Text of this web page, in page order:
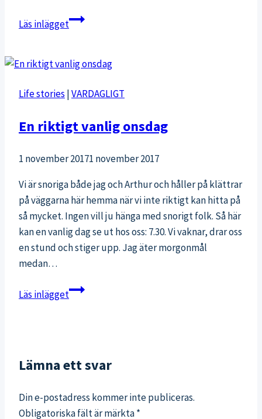
Läs inläggetNy
för
som
träning
Life stories |VARDAGLIGT
En riktigt vanlig onsdag
1 november 20171 november 2017
Vi är snoriga både jag och Arthur och håller på klättrar
på väggarna här hemma när vi inte riktigt kan hitta på
så mycket. Ingen vill ju hänga med snorigt folk. Så här
kan en vanlig dag se ut hos oss: 7.30. Vi vaknar, drar oss
en stund och stiger upp. Jag äter morgonmål
medan…
Läs inläggetEn
Lämna ett svar
Din e-postadress kommer inte publiceras.
Obligatoriska fält är märkta*